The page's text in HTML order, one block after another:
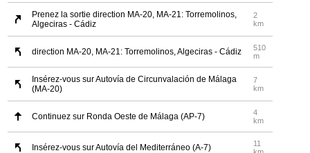
Prenez la sortie direction MA-20, MA-21: Torremolinos,
Algeciras - Cádiz
2
km
direction MA-20, MA-21: Torremolinos, Algeciras - Cádiz
510
m
Insérez-vous sur Autovía de Circunvalación de Málaga
(MA-20)
7
km
Continuez sur Ronda Oeste de Málaga (AP-7)
4
km
Insérez-vous sur Autovía del Mediterráneo (A-7)
11